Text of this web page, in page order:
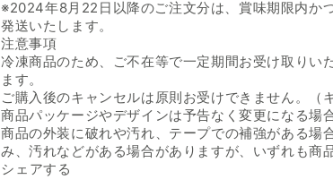
※2024年8月22日以降のご注文分は、賞味期限内か
発送いたします。
注意事項
冷凍商品のため、ご不在等で一定期間お受け取り
ます。
ご購入後のキャンセルは原則お受けできません。（
商品パッケージやデザインは予告なく変更になる場
商品の外装に破れや汚れ、テープでの補強がある場
み、汚れなどがある場合がありますが、いずれも商
シェアする